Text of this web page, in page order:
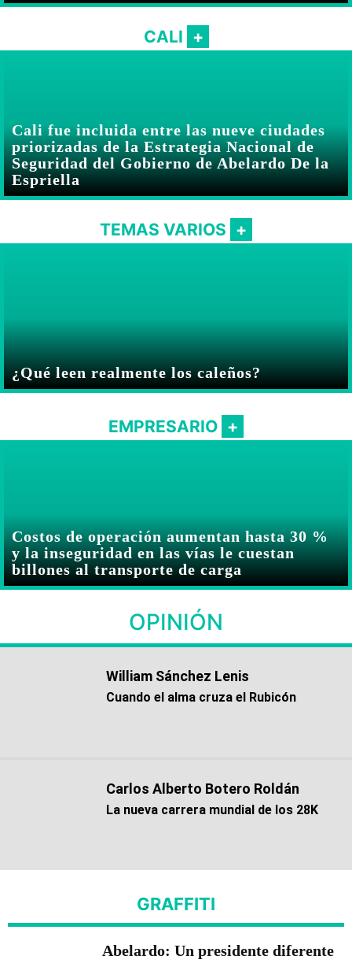
CALI
Cali fue incluida entre las nueve ciudades
priorizadas de la Estrategia Nacional de
Seguridad del Gobierno de Abelardo De la
Espriella
TEMAS VARIOS
¿Qué leen realmente los caleños?
EMPRESARIO
Costos de operación aumentan hasta 30 %
y la inseguridad en las vías le cuestan
billones al transporte de carga
OPINIÓN
William Sánchez Lenis
Cuando el alma cruza el Rubicón
Carlos Alberto Botero Roldán
La nueva carrera mundial de los 28K
GRAFFITI
Abelardo: Un presidente diferente